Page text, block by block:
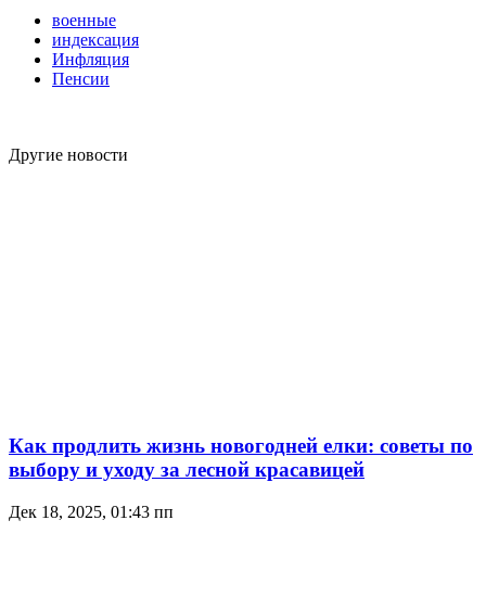
военные
индексация
Инфляция
Пенсии
Другие новости
Как продлить жизнь новогодней елки: советы по
выбору и уходу за лесной красавицей
Дек 18, 2025, 01:43 пп